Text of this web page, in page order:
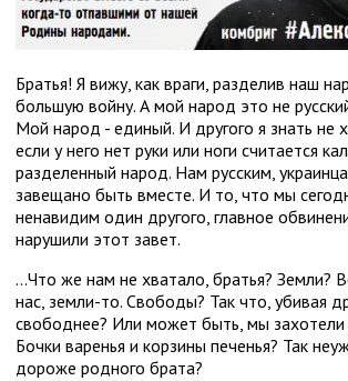
Братья! Я вижу, как враги, разделив наш
большую войну. А мой народ это не
Мой народ - единый. И другого я знать не
если у него нет руки или ноги считается
разделенный народ. Нам русским,
завещано быть вместе. И то, что мы
ненавидим один другого, главное
нарушили этот завет.
...Что же нам не хватало, братья? Земли?
нас, земли-то. Свободы? Так что, убивая
свободнее? Или может быть, мы
Бочки варенья и корзины печенья? Так
дороже родного брата?